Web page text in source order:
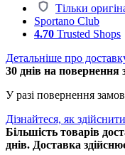
Тільки
Sportano Club
4.70 Trusted Shops
Детальніше про
30 днів на повернення
У разі повернення
Дізнайтеся, як
Більшість товарів
днів. Доставка